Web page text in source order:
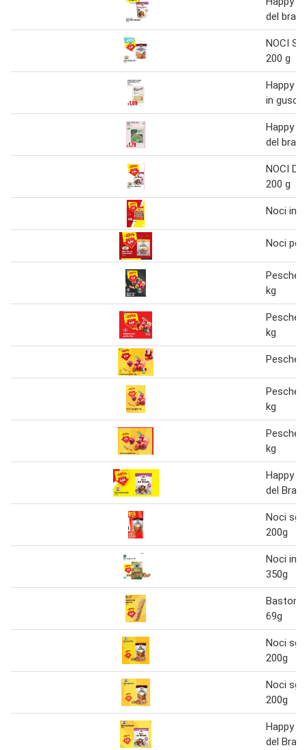
del
NOCI
200 g
Happy
in
Happy
del
NOCI
200 g
Noci in
Noci
Pesche
kg
Pesche
kg
Pesche
Pesche
kg
Pesche
kg
Happy
del
Noci
200g
Noci in
350g
69g
Noci
200g
Noci
200g
Happy
del